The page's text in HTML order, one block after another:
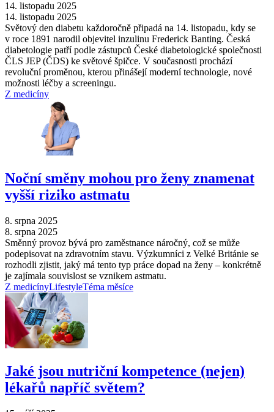
14. listopadu 2025
14. listopadu 2025
Světový den diabetu každoročně připadá na 14. listopadu, kdy se
v roce 1891 narodil objevitel inzulinu Frederick Banting. Česká
diabetologie patří podle zástupců České diabetologické společnosti
ČLS JEP (ČDS) ke světové špičce. V současnosti prochází
revoluční proměnou, kterou přinášejí moderní technologie, nové
možnosti léčby a screeningu.
Z medicíny
Noční směny mohou pro ženy znamenat
vyšší riziko astmatu
8. srpna 2025
8. srpna 2025
Směnný provoz bývá pro zaměstnance náročný, což se může
podepisovat na zdravotním stavu. Výzkumníci z Velké Británie se
rozhodli zjistit, jaký má tento typ práce dopad na ženy –⁠ konkrétně
je zajímala souvislost se vznikem astmatu.
Z medicínyLifestyleTéma měsíce
Jaké jsou nutriční kompetence (nejen)
lékařů napříč světem?